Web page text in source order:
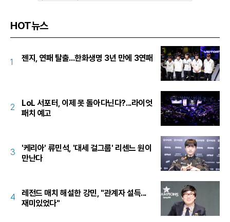
HOT뉴스
1 젠지, 연패 탈출...한화생명 3년 만에 3연패
2
LoL 서포터, 이제 못 돌아다닌다?...라이엇
패치 예고
3
'케리아' 류민석, '대세 걸그룹' 리센느 원이
만난다
4
레전드 매치 해설한 강민, "관계자 설득...
재미있었다"